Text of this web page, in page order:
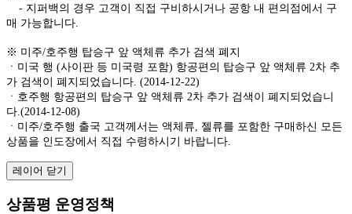
- 지퍼백의 경우 고객이 직접 구비하시거나 공항 내 편의점에서 구
매 가능합니다.
※ 미주/호주행 탑승구 앞 액체류 추가 검색 폐지
ㆍ미국 행 (사이판 등 미국령 포함) 항공편의 탑승구 앞 액체류 2차 추
가 검색이 폐지되었습니다. (2014-12-22)
ㆍ호주행 항공편의 탑승구 앞 액체류 2차 추가 검색이 폐지되었습니
다.(2014-12-08)
ㆍ미주/호주행 출국 고객께서는 액체류, 젤류를 포함한 구매하신 모든
상품을 인도장에서 직접 수령하시기 바랍니다.
레이어 닫기
상품평 운영정책